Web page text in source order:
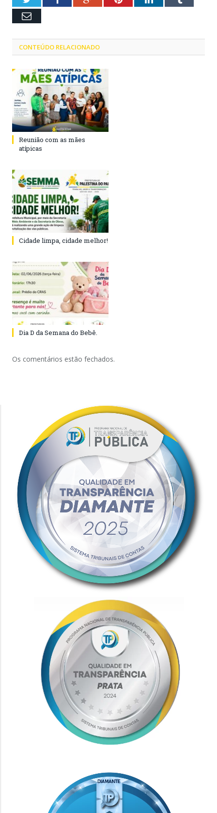
Email
CONTEÚDO RELACIONADO
Reunião com as mães
atípicas
Cidade limpa, cidade melhor!
Dia D da Semana do Bebê.
Os comentários estão fechados.